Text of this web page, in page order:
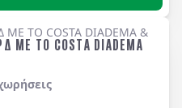
ΜΕ ΤΟ COSTA DIADEMA